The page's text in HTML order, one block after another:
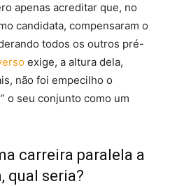
apenas acreditar que, no
candidata, compensaram o
todos os outros pré-
exige, a altura dela,
não foi empecilho o
o seu conjunto como um
carreira paralela a
qual seria?